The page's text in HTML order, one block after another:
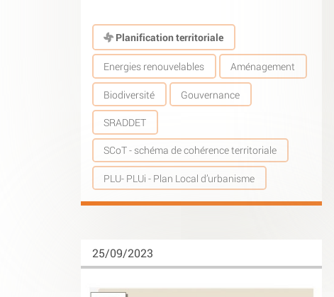
Planification territoriale
Energies renouvelables Aménagement
Biodiversité Gouvernance
SRADDET
SCoT - schéma de cohérence territoriale
PLU- PLUi - Plan Local d’urbanisme
25/09/2023